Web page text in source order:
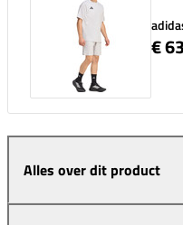
€
Alles over dit product